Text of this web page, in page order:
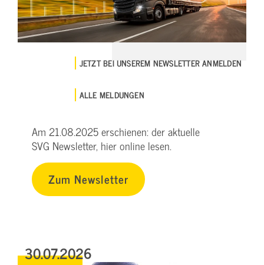
JETZT BEI UNSEREM NEWSLETTER ANMELDEN
ALLE MELDUNGEN
Am 21.08.2025 erschienen: der aktuelle
SVG Newsletter, hier online lesen.
Zum Newsletter
30.07.2026